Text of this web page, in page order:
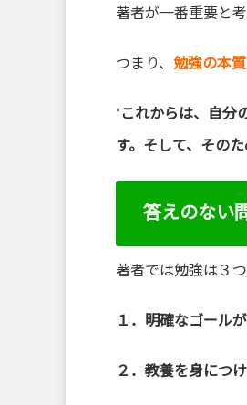
著者が一番重要と
つまり、 勉強の本
“これからは、自分
す。そして、その
答えのない
著者では勉強は３
１．明確なゴール
２．教養を身につ